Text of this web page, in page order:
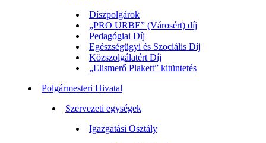
Díszpolgárok
„PRO URBE” (Városért) díj
Pedagógiai Díj
Egészségügyi és Szociális Díj
Közszolgálatért Díj
„Elismerő Plakett” kitüntetés
Polgármesteri Hivatal
Szervezeti egységek
Igazgatási Osztály